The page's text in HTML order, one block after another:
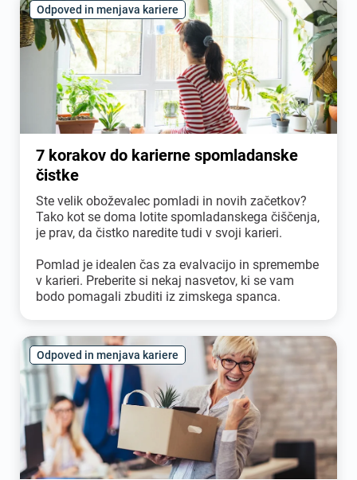
Odpoved in menjava kariere
7 korakov do karierne spomladanske
čistke
Ste velik oboževalec pomladi in novih začetkov?
Tako kot se doma lotite spomladanskega čiščenja,
je prav, da čistko naredite tudi v svoji karieri.
Pomlad je idealen čas za evalvacijo in spremembe
v karieri. Preberite si nekaj nasvetov, ki se vam
bodo pomagali zbuditi iz zimskega spanca.
Odpoved in menjava kariere